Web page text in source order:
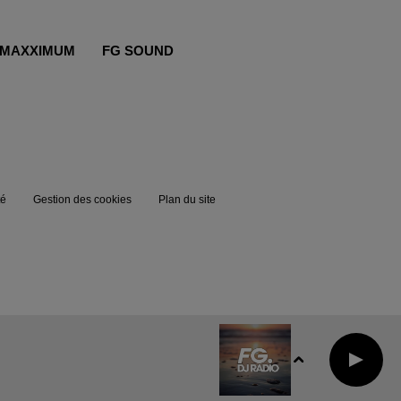
FG SOUND
Gestion des cookies Plan du site